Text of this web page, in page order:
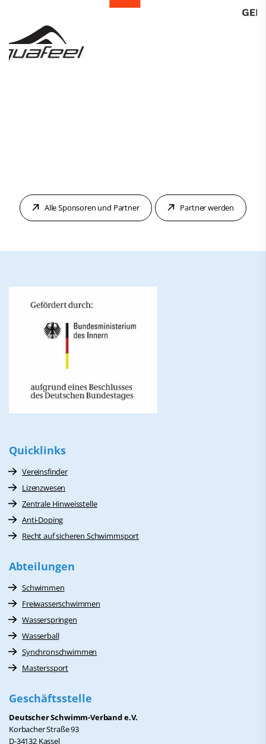
Alle Sponsoren und Partner Partner werden
Quicklinks
Vereinsfinder
Lizenzwesen
Zentrale Hinweisstelle
Anti-Doping
Recht auf sicheren Schwimmsport
Abteilungen
Schwimmen
Freiwasserschwimmen
Wasserspringen
Wasserball
Synchronschwimmen
Masterssport
Geschäftsstelle
Deutscher Schwimm-Verband e.V.
Korbacher Straße 93
D-34132 Kassel